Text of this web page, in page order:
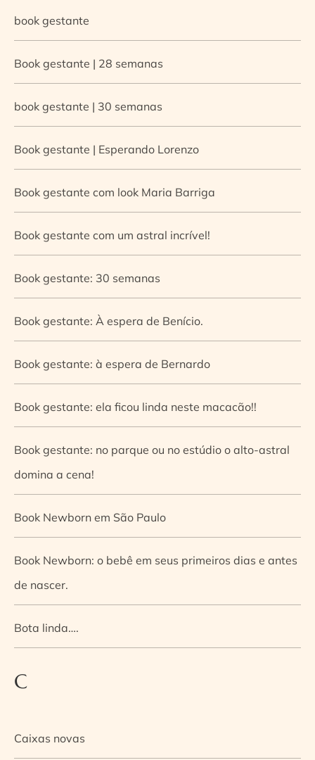
book gestante
Book gestante | 28 semanas
book gestante | 30 semanas
Book gestante | Esperando Lorenzo
Book gestante com look Maria Barriga
Book gestante com um astral incrível!
Book gestante: 30 semanas
Book gestante: À espera de Benício.
Book gestante: à espera de Bernardo
Book gestante: ela ficou linda neste macacão!!
Book gestante: no parque ou no estúdio o alto-astral
domina a cena!
Book Newborn em São Paulo
Book Newborn: o bebê em seus primeiros dias e antes
de nascer.
Bota linda….
C
Caixas novas